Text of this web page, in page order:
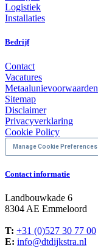
Logistiek
Installaties
Bedrijf
Contact
Vacatures
Metaalunievoorwaarden
Sitemap
Disclaimer
Privacyverklaring
Cookie Policy
Manage Cookie Preferences
Contact informatie
Landbouwkade 6
8304 AE Emmeloord
T: +31 (0)527 30 77 00
E: info@dtdijkstra.nl